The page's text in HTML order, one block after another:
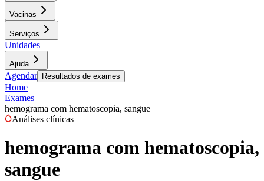
Vacinas
Serviços
Unidades
Ajuda
Agendar Resultados de exames
Home
Exames
hemograma com hematoscopia, sangue
Análises clínicas
hemograma com hematoscopia,
sangue